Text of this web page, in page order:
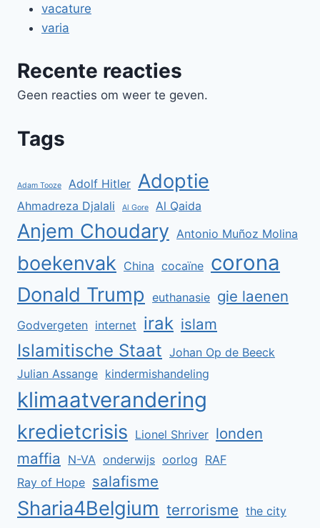
vacature
varia
Recente reacties
Geen reacties om weer te geven.
Tags
Adam Tooze Adolf Hitler Adoptie
Ahmadreza Djalali Al Gore Al Qaida
Anjem Choudary Antonio Muñoz Molina
boekenvak China cocaïne corona
Donald Trump euthanasie gie laenen
Godvergeten internet irak islam
Islamitische Staat Johan Op de Beeck
Julian Assange kindermishandeling
klimaatverandering
kredietcrisis Lionel Shriver londen
maffia
N-VA onderwijs oorlog RAF
Ray of Hope salafisme
Sharia4Belgium terrorisme the city